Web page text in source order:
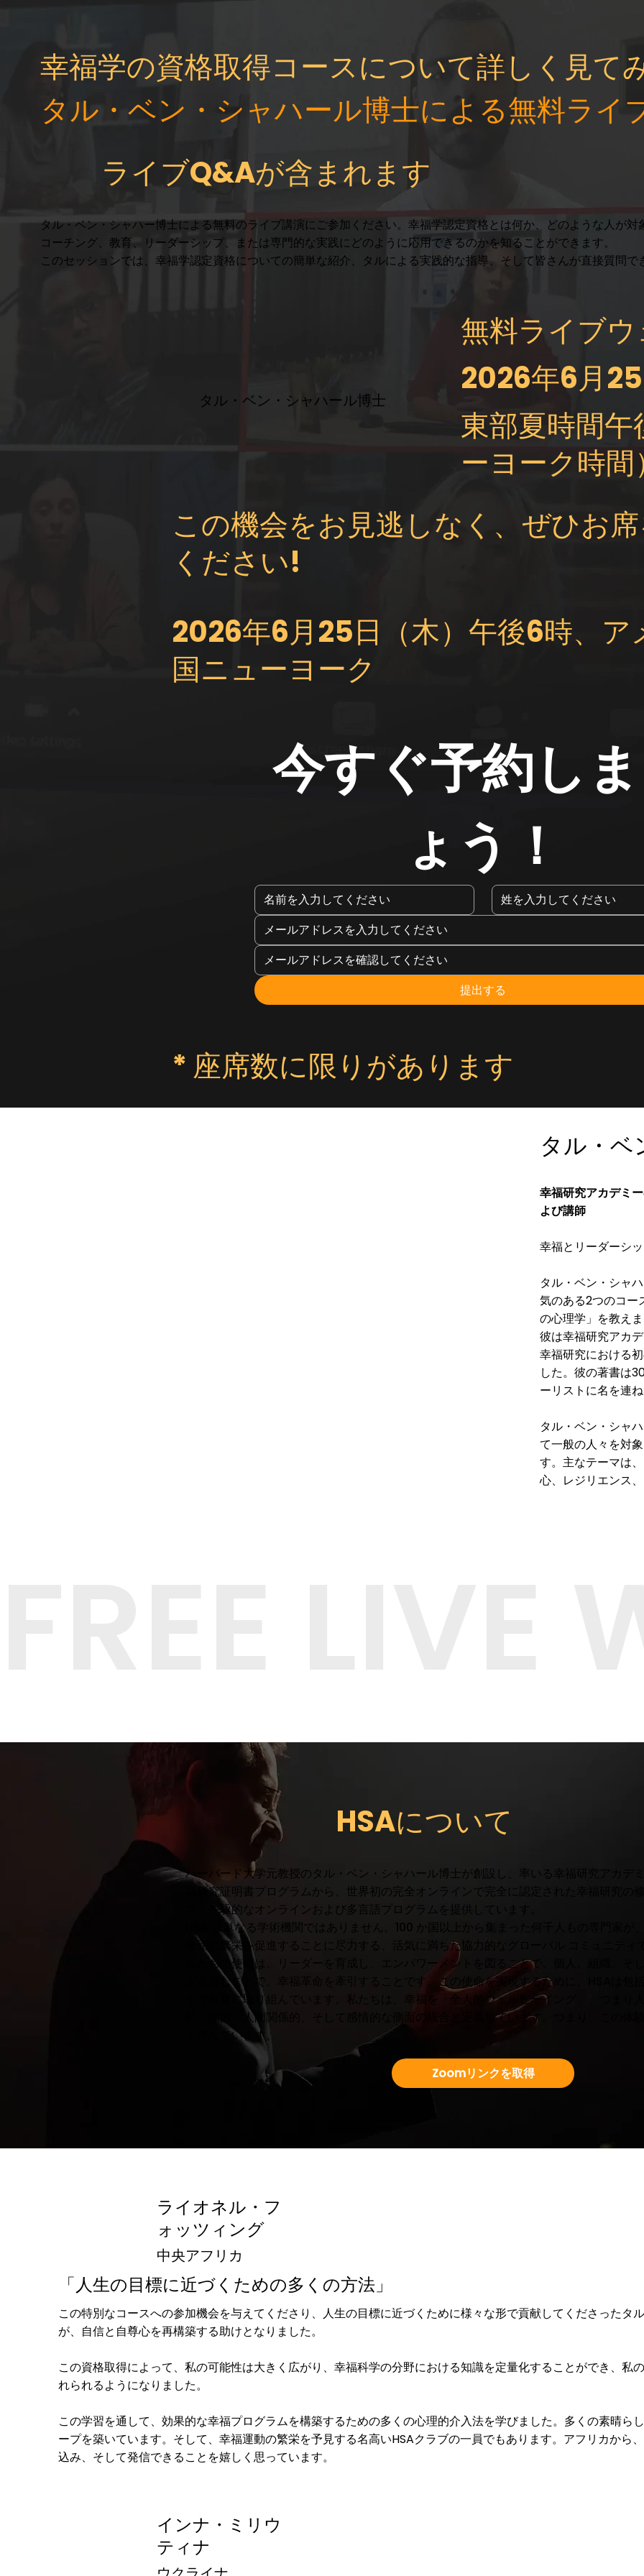
幸福学の資格取得コースについて詳しく見て
タル・ベン・シャハール博士による無料ライ
タル・ベン・シャハー博士による無料のライブ講演にご参加ください。幸福学認定資格とは何か、どのような人が
コーチング、教育、リーダーシップ、または専門的な実践にどのように応用できるのかを知ることができます。
このセッションでは、幸福学認定資格についての簡単な紹介、タルによる実践的な指導、そして皆さんが直接質問
ライブQ&Aが含まれます
無料ライブ
2026年6月
東部夏時間
ーヨーク時間
タル・ベン・シャハール博士
この機会をお見逃しなく、ぜひお
ください!
2026年6月25日（木）午後6時、ア
国ニューヨーク
今すぐ予約し
ょう！
提出する
* 座席数に限りがあります
タル・ベ
幸福研究アカデミ
よび講師
幸福とリーダーシ
タル・ベン・シャ
気のある2つのコー
の心理学」を教え
彼は幸福研究アカ
幸福研究における
した。彼の著書は
ーリストに名を連
タル・ベン・シャ
て一般の人々を対
す。主なテーマは
心、レジリエンス
HSAについて
ハーバード大学元教授のタル・ベン・シャハール博士が創設し、率いる幸福研究アカデ
福研究証明書プログラムから、世界初の完全オンラインで完全に認定された幸福研究の
で、先駆的なオンラインおよび多言語プログラムを提供しています。
HSA は単なる学術機関ではありません。100 か国以上から集まった何千人もの専門家が
集団の繁栄を促進することに尽力する、活気に満ちた協力的なグローバル コミュニティ
私たちの使命は、リーダーを育成し、エンパワーメントを図ることで、個人、組織、そ
グを育むことで、幸福革命を牽引することです。この使命を実現するために、HSAは包
チで教育に取り組んでいます。私たちは、幸福を「全人的ウェルビーイング」、つまり
的、知的、人間関係的、そして感情的な側面の統合と定義しています。つまり、この体
と呼んでいます。
Zoomリンクを取得
ライオネル・フ
ォッツィング
中央アフリカ
「人生の目標に近づくための多くの方法」
この特別なコースへの参加機会を与えてくださり、人生の目標に近づくために様々な形で貢献してくださったタ
が、自信と自尊心を再構築する助けとなりました。
この資格取得によって、私の可能性は大きく広がり、幸福科学の分野における知識を定量化することができ、私
れられるようになりました。
この学習を通して、効果的な幸福プログラムを構築するための多くの心理的介入法を学びました。多くの素晴ら
ープを築いています。そして、幸福運動の繁栄を予見する名高いHSAクラブの一員でもあります。アフリカから
込み、そして発信できることを嬉しく思っています。
インナ・ミリウ
ティナ